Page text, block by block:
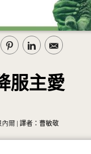
服主愛
內爾 | 譯者：曹敏敬